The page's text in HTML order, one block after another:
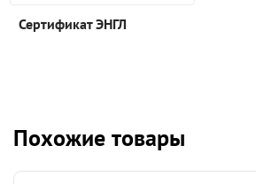
Сертификат ЭНГЛ
Похожие товары